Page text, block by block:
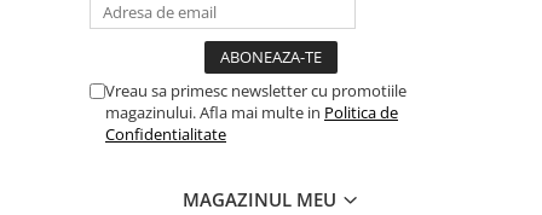
Vreau sa primesc newsletter cu promotiile
magazinului. Afla mai multe in Politica de
Confidentialitate
MAGAZINUL MEU